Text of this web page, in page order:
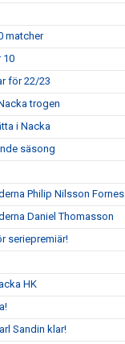
matcher
10
för 22/23
trogen
i Nacka
säsong
Philip Nilsson Fornes
Daniel Thomasson
seriepremiär!
HK
Sandin klar!